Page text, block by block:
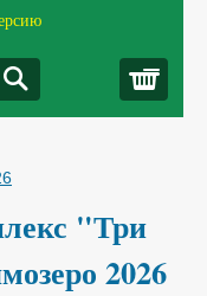
"Три
2026